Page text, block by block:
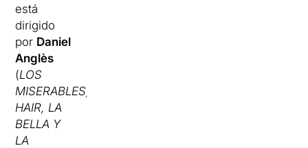
está
dirigido
por Daniel
Anglès
(LOS
MISERABLES,
HAIR, LA
BELLA Y
LA